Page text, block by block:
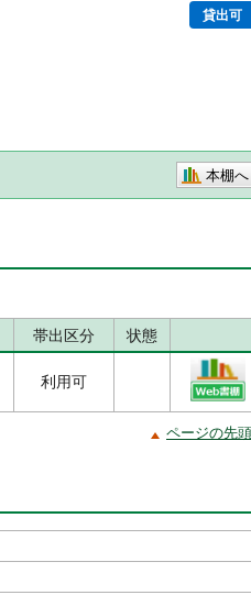
貸出可
本棚へ
帯出区分 状態
利用可
ページの先